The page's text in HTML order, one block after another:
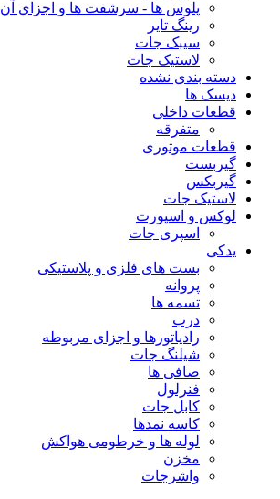
پلوس ها - سرشفت ها و اجزای آن
رینگ تایر
سیبک جات
لاستیک جات
دسته بندی نشده
دیسک ها
قطعات داخلی
متفرقه
قطعات موتوری
گیربست
گیربکس
لاستیک جات
لوکس و اسپورت
اسپری جات
یدکی
بست های فلزی و پلاستیکی
پروانه
تسمه ها
درب
رادیاتورها و اجزای مربوطه
شیلنگ جات
صافی ها
فنرلول
کابل جات
کاسه نمدها
لوله ها و خرطومی هواکش
مخزن
واشرجات